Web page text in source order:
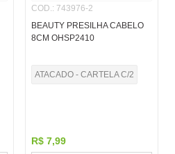
COD.: 743976-2
BEAUTY PRESILHA CABELO
8CM OHSP2410
ATACADO - CARTELA C/2
R$ 7,99